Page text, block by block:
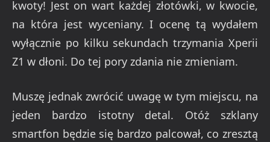
kwoty! Jest on wart każdej złotówki, w kwocie,
na która jest wyceniany. I ocenę tą wydałem
wyłącznie po kilku sekundach trzymania Xperii
Z1 w dłoni. Do tej pory zdania nie zmieniam.
Muszę jednak zwrócić uwagę w tym miejscu, na
jeden bardzo istotny detal. Otóż szklany
smartfon będzie się bardzo palcował, co zresztą